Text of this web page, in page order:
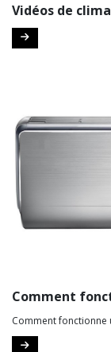
Vidéos de
Comment
Comment fonctionne